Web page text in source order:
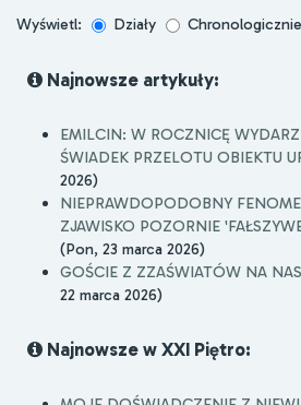
Wyświetl: Działy
Najnowsze artykuły:
EMILCIN: W ROCZNICĘ
ŚWIADEK PRZELOTU OBIEKTU
2026)
NIEPRAWDOPODOBNY
ZJAWISKO POZORNIE
(Pon, 23 marca 2026)
GOŚCIE Z ZZAŚWIATÓW NA
22 marca 2026)
Najnowsze w XXI Piętro: